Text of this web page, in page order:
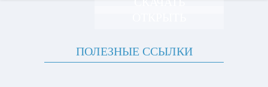
ПОЛЕЗНЫЕ ССЫЛКИ